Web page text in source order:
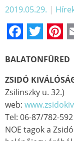
2019.05.29. |
BALATONFÜRED
ZSIDÓ
Zsilinszky u. 32.)
web:
Tel: 06-87/782-
NOE tagok a